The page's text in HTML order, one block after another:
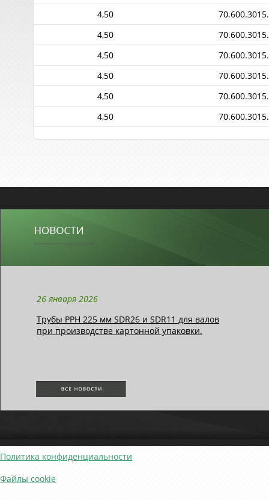
4,50
4,50
4,50
4,50
4,50
4,50
26 января 2026
Трубы РРН 225 мм SDR26 и SDR11 для валов
при производстве картонной упаковки.
Политика конфиденциальности
Файлы cookie